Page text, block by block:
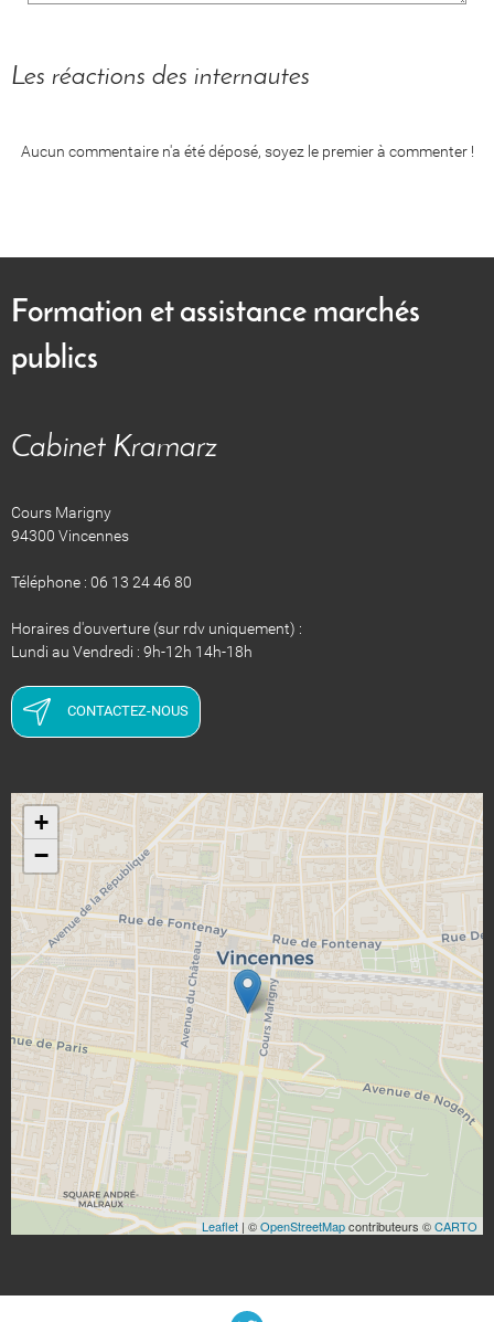
Les réactions des internautes
Aucun commentaire n'a été déposé, soyez le premier à commenter !
Formation et assistance marchés
publics
Cabinet Kramarz
Cours Marigny
94300 Vincennes
Téléphone : 06 13 24 46 80
Horaires d'ouverture (sur rdv uniquement) :
Lundi au Vendredi : 9h-12h 14h-18h
CONTACTEZ-NOUS
+
−
Leaflet | ©OpenStreetMapcontributeurs ©CARTO